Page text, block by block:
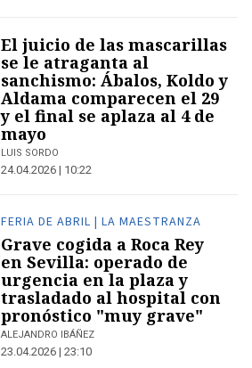
El juicio de las mascarillas
se le atraganta al
sanchismo: Ábalos, Koldo y
Aldama comparecen el 29
y el final se aplaza al 4 de
mayo
LUIS SORDO
24.04.2026 | 10:22
FERIA DE ABRIL | LA MAESTRANZA
Grave cogida a Roca Rey
en Sevilla: operado de
urgencia en la plaza y
trasladado al hospital con
pronóstico "muy grave"
ALEJANDRO IBÁÑEZ
23.04.2026 | 23:10